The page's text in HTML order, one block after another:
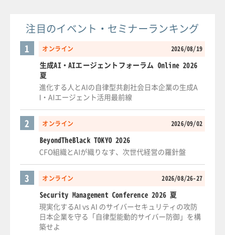
注目のイベント・セミナーランキング
オンライン 2026/08/19
1
生成AI・AIエージェントフォーラム Online 2026
夏
進化する人とAIの自律型共創社会日本企業の生成A
I・AIエージェント活用最前線
オンライン 2026/09/02
2
BeyondTheBlack TOKYO 2026
CFO組織とAIが織りなす、次世代経営の羅針盤
オンライン 2026/08/26-27
3
Security Management Conference 2026 夏
現実化するAI vs AI のサイバーセキュリティの攻防
日本企業を守る「自律型能動的サイバー防御」を構
築せよ